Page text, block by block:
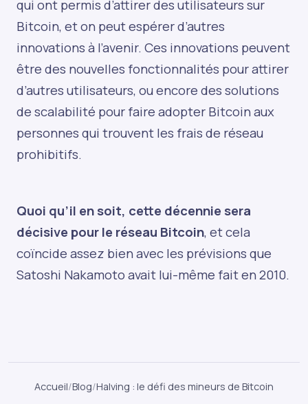
qui ont permis d’attirer des utilisateurs sur
Bitcoin, et on peut espérer d’autres
innovations à l’avenir. Ces innovations peuvent
être des nouvelles fonctionnalités pour attirer
d’autres utilisateurs, ou encore des solutions
de scalabilité pour faire adopter Bitcoin aux
personnes qui trouvent les frais de réseau
prohibitifs.
Quoi qu’il en soit, cette décennie sera
décisive pour le réseau Bitcoin, et cela
coïncide assez bien avec les prévisions que
Satoshi Nakamoto avait lui-même fait en 2010.
Accueil/Blog/Halving : le défi des mineurs de Bitcoin